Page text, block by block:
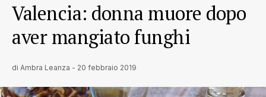
Valencia: donna muore dopo
aver mangiato funghi
di Ambra Leanza - 20 febbraio 2019